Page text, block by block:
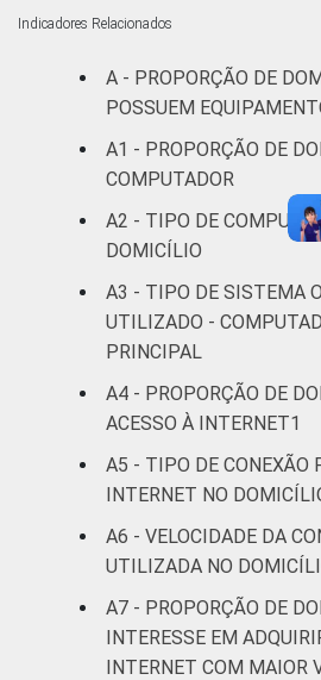
SOCIAL3
C
DE
1Base: 4.935 domicílios
possuem computador.
estimuladas.
2 Não sabe / Não
3O critério utilizado para
família e a posse de uma
domésticos,
de pontuação. A soma
por domicílio é associada
Veja a tabela deerros
aproximados para cada
indicador.
Fonte: NIC.br - set/nov
Indicadores Relacionados
A - PROPORÇÃO DE
POSSUEM
A1 - PROPORÇÃO DE
COMPUTADOR
A2 - TIPO DE
DOMICÍLIO
A3 - TIPO DE SISTEMA
UTILIZADO -
PRINCIPAL
A4 - PROPORÇÃO DE
ACESSO À INTERNET1
A5 - TIPO DE CONEXÃO
INTERNET NO
A6 - VELOCIDADE DA
UTILIZADA NO
A7 - PROPORÇÃO DE
INTERESSE EM
INTERNET COM MAIOR